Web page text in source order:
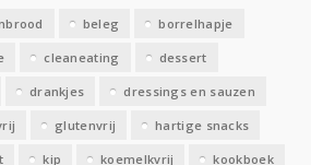
beleg borrelhapje
cleaneating dessert
drankjes dressings en sauzen
glutenvrij hartige snacks
kip koemelkvrij kookboek